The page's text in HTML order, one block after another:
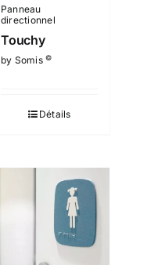
Panneau
directionnel
Touchy
by Somis©
Détails